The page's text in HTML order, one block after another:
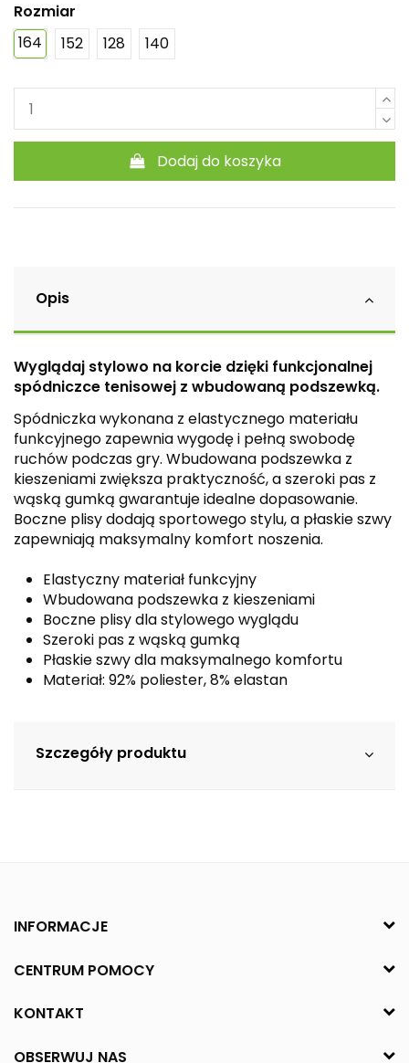
Rozmiar
164
152 128 140
Dodaj do koszyka
Opis
Wyglądaj stylowo na korcie dzięki funkcjonalnej
spódniczce tenisowej z wbudowaną podszewką.
Spódniczka wykonana z elastycznego materiału
funkcyjnego zapewnia wygodę i pełną swobodę
ruchów podczas gry. Wbudowana podszewka z
kieszeniami zwiększa praktyczność, a szeroki pas z
wąską gumką gwarantuje idealne dopasowanie.
Boczne plisy dodają sportowego stylu, a płaskie szwy
zapewniają maksymalny komfort noszenia.
Elastyczny materiał funkcyjny
Wbudowana podszewka z kieszeniami
Boczne plisy dla stylowego wyglądu
Szeroki pas z wąską gumką
Płaskie szwy dla maksymalnego komfortu
Materiał: 92% poliester, 8% elastan
Szczegóły produktu
INFORMACJE
CENTRUM POMOCY
KONTAKT
OBSERWUJ NAS